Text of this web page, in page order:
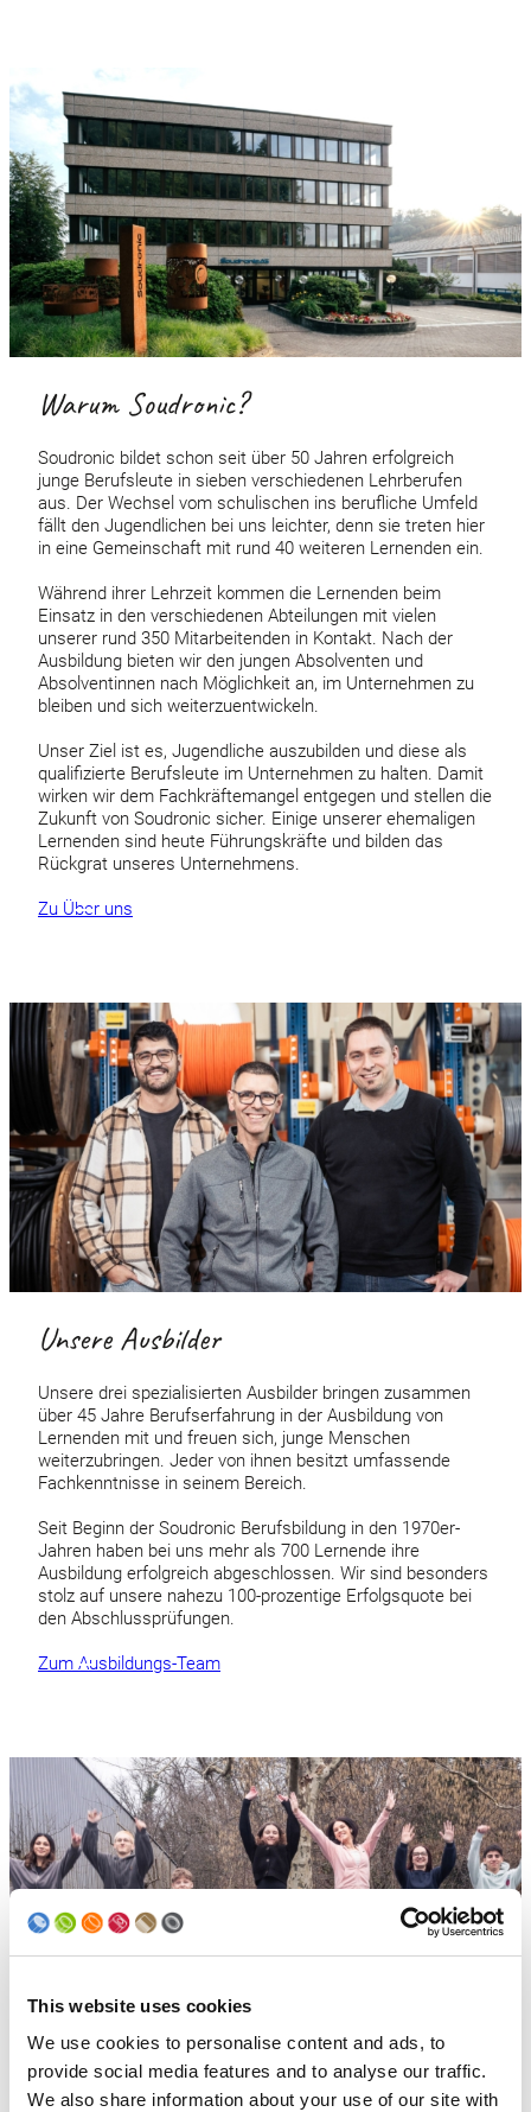
This website uses cookies
We use cookies to personalise content and ads, to
provide social media features and to analyse our traffic.
We also share information about your use of our site with
Warum Soudronic?
Soudronic bildet schon seit über 50 Jahren erfolgreich
junge Berufsleute in sieben verschiedenen Lehrberufen
aus. Der Wechsel vom schulischen ins berufliche Umfeld
fällt den Jugendlichen bei uns leichter, denn sie treten hier
in eine Gemeinschaft mit rund 40 weiteren Lernenden ein.
Während ihrer Lehrzeit kommen die Lernenden beim
Einsatz in den verschiedenen Abteilungen mit vielen
unserer rund 350 Mitarbeitenden in Kontakt. Nach der
Ausbildung bieten wir den jungen Absolventen und
Absolventinnen nach Möglichkeit an, im Unternehmen zu
bleiben und sich weiterzuentwickeln.
Unser Ziel ist es, Jugendliche auszubilden und diese als
qualifizierte Berufsleute im Unternehmen zu halten. Damit
wirken wir dem Fachkräftemangel entgegen und stellen die
Zukunft von Soudronic sicher. Einige unserer ehemaligen
Lernenden sind heute Führungskräfte und bilden das
Rückgrat unseres Unternehmens.
Zu Über uns
Unsere Ausbilder
Unsere drei spezialisierten Ausbilder bringen zusammen
über 45 Jahre Berufserfahrung in der Ausbildung von
Lernenden mit und freuen sich, junge Menschen
weiterzubringen. Jeder von ihnen besitzt umfassende
Fachkenntnisse in seinem Bereich.
Seit Beginn der Soudronic Berufsbildung in den 1970er-
Jahren haben bei uns mehr als 700 Lernende ihre
Ausbildung erfolgreich abgeschlossen. Wir sind besonders
stolz auf unsere nahezu 100-prozentige Erfolgsquote bei
den Abschlussprüfungen.
Zum Ausbildungs-Team
Bei uns bleiben Sie informiert